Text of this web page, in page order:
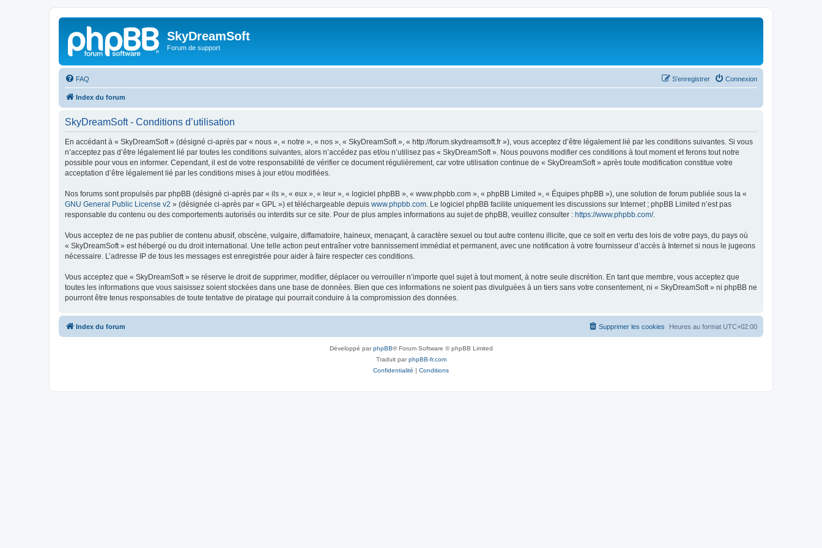
SkyDreamSoft
Forum de support
FAQ Connexion
S’enregistrer
Index du forum
SkyDreamSoft - Conditions d’utilisation
En accédant à « SkyDreamSoft » (désigné ci-après par « nous », « notre », « nos », « SkyDreamSoft », « http://forum.skydreamsoft.fr »), vous acceptez d’être légalement lié par les conditions suivantes. Si vous
n’acceptez pas d’être légalement lié par toutes les conditions suivantes, alors n’accédez pas et/ou n’utilisez pas « SkyDreamSoft ». Nous pouvons modifier ces conditions à tout moment et ferons tout notre
possible pour vous en informer. Cependant, il est de votre responsabilité de vérifier ce document régulièrement, car votre utilisation continue de « SkyDreamSoft » après toute modification constitue votre
acceptation d’être légalement lié par les conditions mises à jour et/ou modifiées.
Nos forums sont propulsés par phpBB (désigné ci-après par « ils », « eux », « leur », « logiciel phpBB », « www.phpbb.com », « phpBB Limited », « Équipes phpBB »), une solution de forum publiée sous la «
GNU General Public License v2 » (désignée ci-après par « GPL ») et téléchargeable depuis www.phpbb.com . Le logiciel phpBB facilite uniquement les discussions sur Internet ; phpBB Limited n’est pas
responsable du contenu ou des comportements autorisés ou interdits sur ce site. Pour de plus amples informations au sujet de phpBB, veuillez consulter : https://www.phpbb.com/.
Vous acceptez de ne pas publier de contenu abusif, obscène, vulgaire, diffamatoire, haineux, menaçant, à caractère sexuel ou tout autre contenu illicite, que ce soit en vertu des lois de votre pays, du pays où
« SkyDreamSoft » est hébergé ou du droit international. Une telle action peut entraîner votre bannissement immédiat et permanent, avec une notification à votre fournisseur d’accès à Internet si nous le jugeons
nécessaire. L’adresse IP de tous les messages est enregistrée pour aider à faire respecter ces conditions.
Vous acceptez que « SkyDreamSoft » se réserve le droit de supprimer, modifier, déplacer ou verrouiller n’importe quel sujet à tout moment, à notre seule discrétion. En tant que membre, vous acceptez que
toutes les informations que vous saisissez soient stockées dans une base de données. Bien que ces informations ne soient pas divulguées à un tiers sans votre consentement, ni « SkyDreamSoft » ni phpBB ne
pourront être tenus responsables de toute tentative de piratage qui pourrait conduire à la compromission des données.
Index du forum Heures au format UTC+02:00
Supprimer les cookies
Développé parphpBB® Forum Software © phpBB Limited
Traduit parphpBB-fr.com
Confidentialité | Conditions